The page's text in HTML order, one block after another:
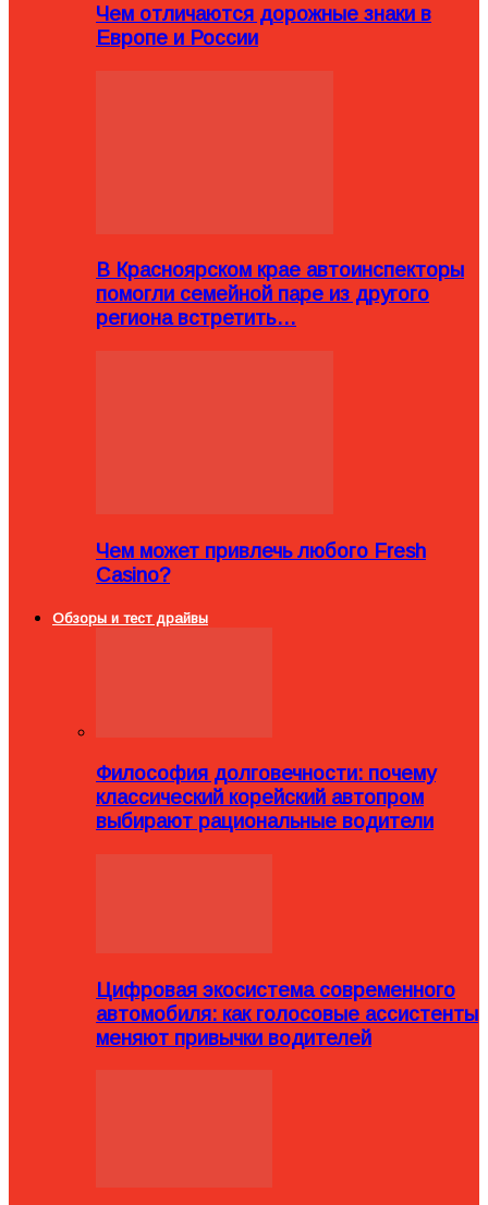
Чем отличаются дорожные знаки в
Европе и России
В Красноярском крае автоинспекторы
помогли семейной паре из другого
региона встретить…
Чем может привлечь любого Fresh
Casino?
Обзоры и тест драйвы
Философия долговечности: почему
классический корейский автопром
выбирают рациональные водители
Цифровая экосистема современного
автомобиля: как голосовые ассистенты
меняют привычки водителей